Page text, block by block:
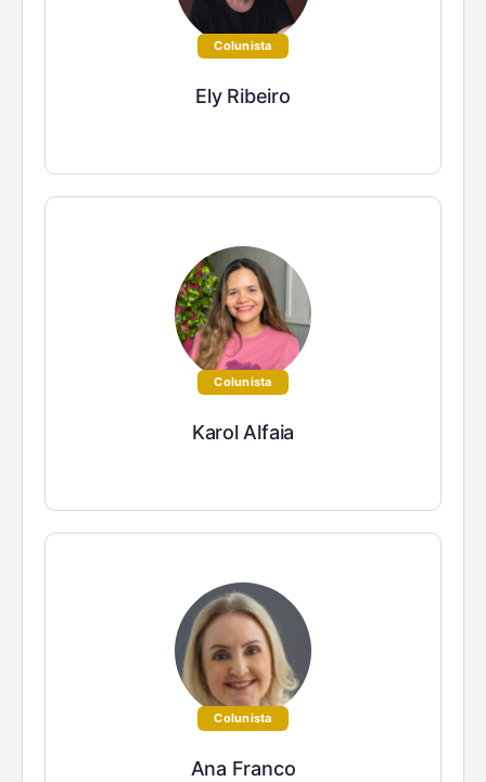
Colunista
Ely Ribeiro
Colunista
Karol Alfaia
Colunista
Ana Franco